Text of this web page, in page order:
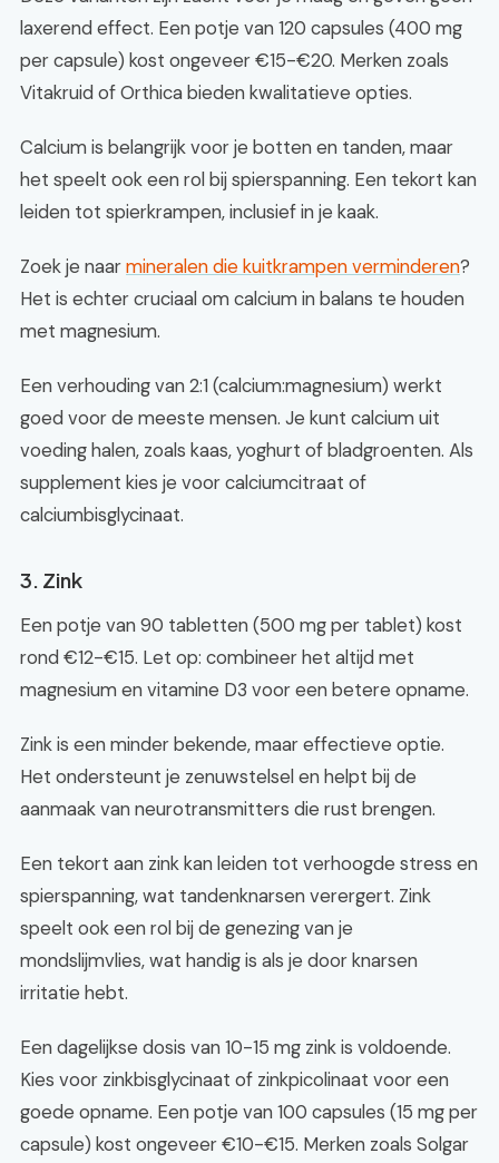
laxerend effect. Een potje van 120 capsules (400 mg
per capsule) kost ongeveer €15-€20. Merken zoals
Vitakruid of Orthica bieden kwalitatieve opties.
Calcium is belangrijk voor je botten en tanden, maar
het speelt ook een rol bij spierspanning. Een tekort kan
leiden tot spierkrampen, inclusief in je kaak.
Zoek je naarmineralen die kuitkrampen verminderen?
Het is echter cruciaal om calcium in balans te houden
met magnesium.
Een verhouding van 2:1 (calcium:magnesium) werkt
goed voor de meeste mensen. Je kunt calcium uit
voeding halen, zoals kaas, yoghurt of bladgroenten. Als
supplement kies je voor calciumcitraat of
calciumbisglycinaat.
3. Zink
Een potje van 90 tabletten (500 mg per tablet) kost
rond €12-€15. Let op: combineer het altijd met
magnesium en vitamine D3 voor een betere opname.
Zink is een minder bekende, maar effectieve optie.
Het ondersteunt je zenuwstelsel en helpt bij de
aanmaak van neurotransmitters die rust brengen.
Een tekort aan zink kan leiden tot verhoogde stress en
spierspanning, wat tandenknarsen verergert. Zink
speelt ook een rol bij de genezing van je
mondslijmvlies, wat handig is als je door knarsen
irritatie hebt.
Een dagelijkse dosis van 10-15 mg zink is voldoende.
Kies voor zinkbisglycinaat of zinkpicolinaat voor een
goede opname. Een potje van 100 capsules (15 mg per
capsule) kost ongeveer €10-€15. Merken zoals Solgar